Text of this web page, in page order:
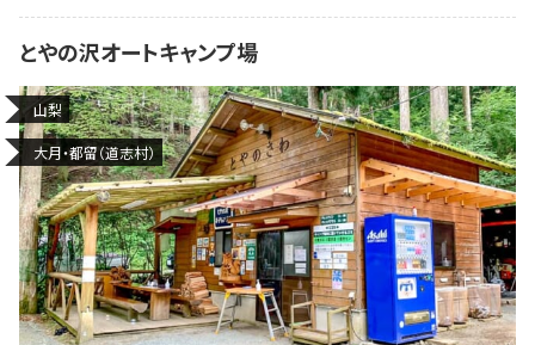
とやの沢オートキャンプ場
山梨
大月・都留（道志村）